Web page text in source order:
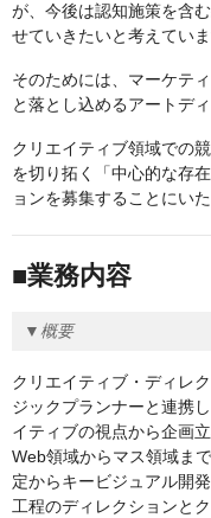
が、今後は認知施策を含
せていきたいと考えていま
そのためには、マーケテ
と落とし込めるアートデ
クリエイティブ領域での
を切り拓く「中心的な存
ョンを募集することにいた
■業務内容
▼概要
クリエイティブ・ディレ
ジックプランナーと連携
イティブの視点から企画立
Web領域からマス領域ま
定からキービジュアル開
工程のディレクションと